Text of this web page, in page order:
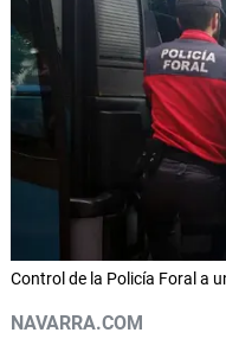
Control de la Policía Foral a
NAVARRA.COM